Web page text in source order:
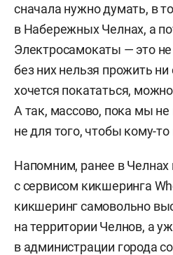
сначала нужно думать, в
в Набережных Челнах, а
Электросамокаты — это
без них нельзя прожить
хочется покататься,
А так, массово, пока мы
не для того, чтобы кому-то
Напомним, ранее в Челнах
с сервисом кикшеринга
кикшеринг самовольно
на территории Челнов, а
в администрации города